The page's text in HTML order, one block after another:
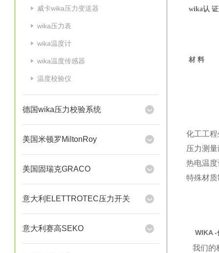
威卡wika压力变送器
wika压力表
wika温度计
wika温度传感器
温度校验仪
德国wika压力校验系统
美国米顿罗MiltonRoy
美国固瑞克GRACO
意大利ELETTROTEC压力开关
意大利赛高SEKO
wika认 证
材 料
化工工
压力测
热电温
特殊材
WIKA -
我们的